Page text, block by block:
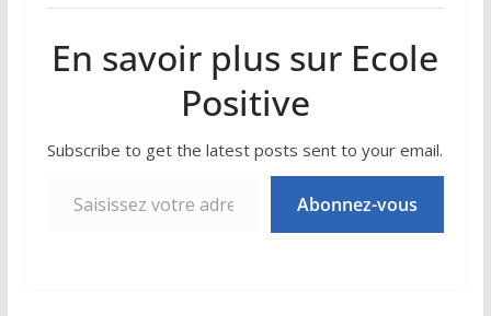
En savoir plus sur Ecole
Positive
Subscribe to get the latest posts sent to your email.
Abonnez-vous